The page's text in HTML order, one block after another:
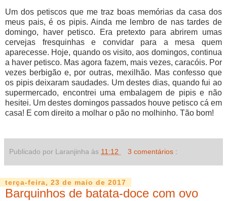
Um dos petiscos que me traz boas memórias da casa dos
meus pais, é os pipis. Ainda me lembro de nas tardes de
domingo, haver petisco. Era pretexto para abrirem umas
cervejas fresquinhas e convidar para a mesa quem
aparecesse. Hoje, quando os visito, aos domingos, continua
a haver petisco. Mas agora fazem, mais vezes, caracóis. Por
vezes berbigão e, por outras, mexilhão. Mas confesso que
os pipis deixaram saudades. Um destes dias, quando fui ao
supermercado, encontrei uma embalagem de pipis e não
hesitei. Um destes domingos passados houve petisco cá em
casa! E com direito a molhar o pão no molhinho. Tão bom!
Publicado por Laranjinha às 11:12 3 comentários :
terça-feira, 23 de maio de 2017
Barquinhos de batata-doce com ovo